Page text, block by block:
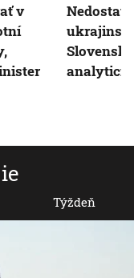
Týždeň
v
analytici